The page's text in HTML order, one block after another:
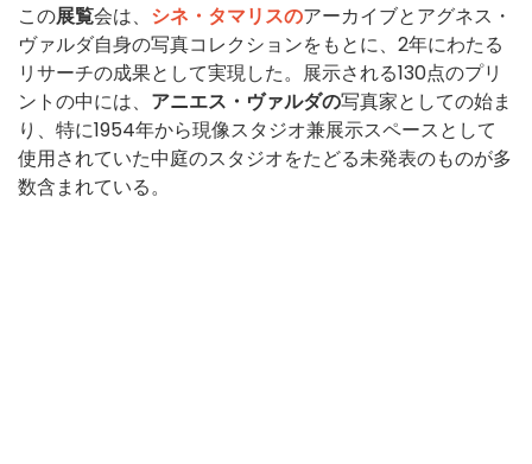
この展覧会は、 シネ・タマリスのアーカイブとアグネス・
ヴァルダ自身の写真コレクションをもとに、2年にわたる
リサーチの成果として実現した。展示される130点のプリ
ントの中には、 アニエス・ヴァルダの写真家としての始ま
り、特に1954年から現像スタジオ兼展示スペースとして
使用されていた中庭のスタジオをたどる未発表のものが多
数含まれている。